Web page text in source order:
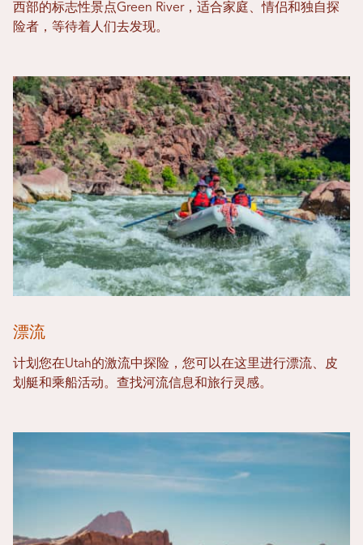
西部的标志性景点Green River，适合家庭、情侣和独自探
险者，等待着人们去发现。
漂流
计划您在Utah的激流中探险，您可以在这里进行漂流、皮
划艇和乘船活动。查找河流信息和旅行灵感。